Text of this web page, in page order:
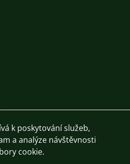
k poskytování služeb,
a analýze návštěvnosti
cookie.